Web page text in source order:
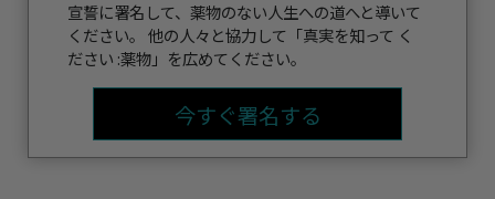
宣誓に署名して、薬物のない人生への道へと導いて
ください。 他の人々と協力して「真実を知って く
ださい :薬物」を広めてください。
今すぐ署名する